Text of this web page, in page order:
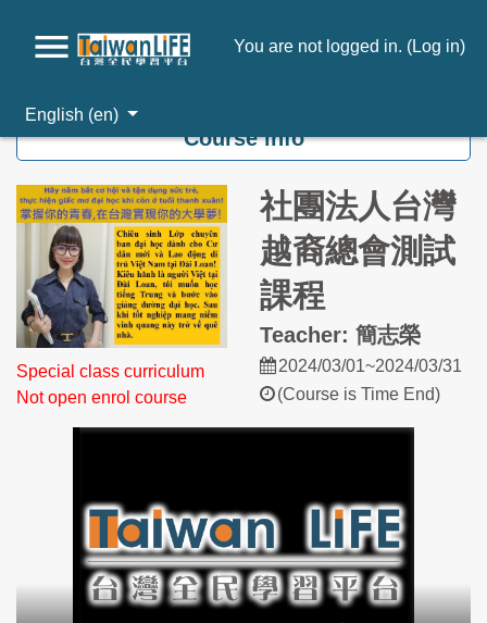
You are not logged in. (Log in)
English ‎(en)‎
Course info
Special class curriculum
Not open enrol course
社團法人台灣
越裔總會測試
課程
Teacher: 簡志榮
2024/03/01~2024/03/31
(Course is Time End)